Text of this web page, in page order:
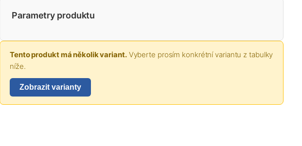
Parametry produktu
Tento produkt má několik variant.Vyberte prosím konkrétní variantu z tabulky
níže.
Zobrazit varianty